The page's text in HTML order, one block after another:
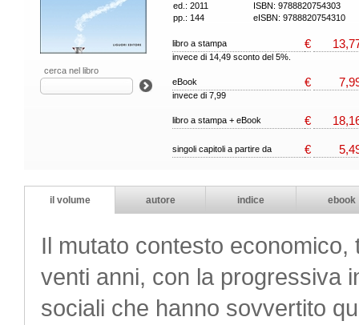
cerca nel libro
ed.: 2011
ISBN: 9788820754303
pp.: 144
eISBN: 9788820754310
libro a stampa €
invece di 14,49 sconto del 5%.
eBook €
invece di 7,99
libro a stampa + eBook €
singoli capitoli a partire da €
il volume autore indice ebook
Il mutato contesto
venti anni, con la progressiva
sociali che hanno sovvertito